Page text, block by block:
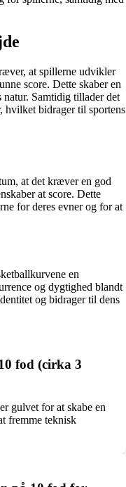
at spillerne udvikler
score. Dette skaber en
Samtidig tillader det
hvilket bidrager til sportens
at det kræver en god
at score. Dette
for deres evner og for at
en
og dygtighed blandt
og bidrager til dens
fod (cirka 3
gulvet for at skabe en
fremme teknisk